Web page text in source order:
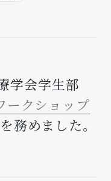
学会学生部
ークショップ
務めました。